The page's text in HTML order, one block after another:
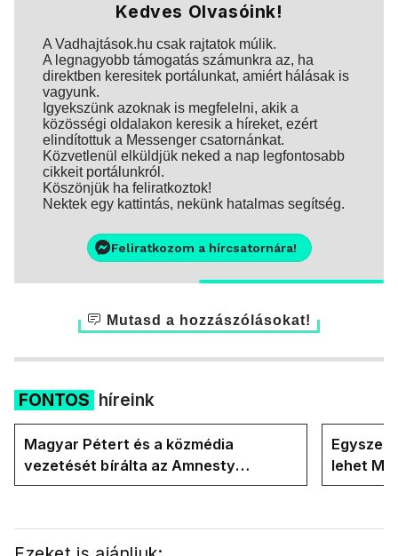
Kedves Olvasóink!
A Vadhajtások.hu csak rajtatok múlik.
A legnagyobb támogatás számunkra az, ha
direktben keresitek portálunkat, amiért hálásak is
vagyunk.
Igyekszünk azoknak is megfelelni, akik a
közösségi oldalakon keresik a híreket, ezért
elindítottuk a Messenger csatornánkat.
Közvetlenül elküldjük neked a nap legfontosabb
cikkeit portálunkról.
Köszönjük ha feliratkoztok!
Nektek egy kattintás, nekünk hatalmas segítség.
Feliratkozom a hírcsatornára!
Mutasd a hozzászólásokat!
FONTOS híreink
Magyar Pétert és a közmédia
vezetését bírálta az Amnesty
International a Klubrádióban
lehet